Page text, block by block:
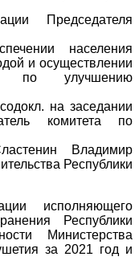
Председателя
населения
и осуществлении
по улучшению
на заседании
комитета по
Владимир
Республики
исполняющего
Республики
Министерства
за 2021 год и